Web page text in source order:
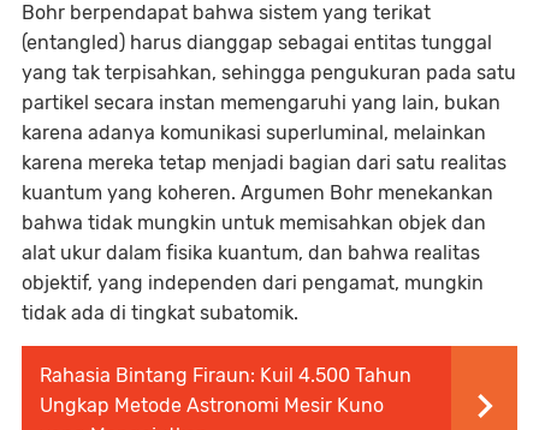
Bohr berpendapat bahwa sistem yang terikat
(entangled) harus dianggap sebagai entitas tunggal
yang tak terpisahkan, sehingga pengukuran pada satu
partikel secara instan memengaruhi yang lain, bukan
karena adanya komunikasi superluminal, melainkan
karena mereka tetap menjadi bagian dari satu realitas
kuantum yang koheren. Argumen Bohr menekankan
bahwa tidak mungkin untuk memisahkan objek dan
alat ukur dalam fisika kuantum, dan bahwa realitas
objektif, yang independen dari pengamat, mungkin
tidak ada di tingkat subatomik.
Rahasia Bintang Firaun: Kuil 4.500 Tahun
Ungkap Metode Astronomi Mesir Kuno